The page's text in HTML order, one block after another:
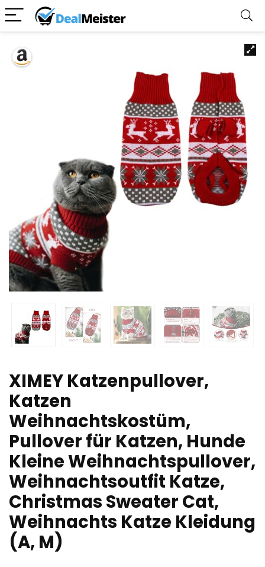
XIMEY Katzenpullover,
Katzen
Weihnachtskostüm,
Pullover für Katzen, Hunde
Kleine Weihnachtspullover,
Weihnachtsoutfit Katze,
Christmas Sweater Cat,
Weihnachts Katze Kleidung
(A, M)